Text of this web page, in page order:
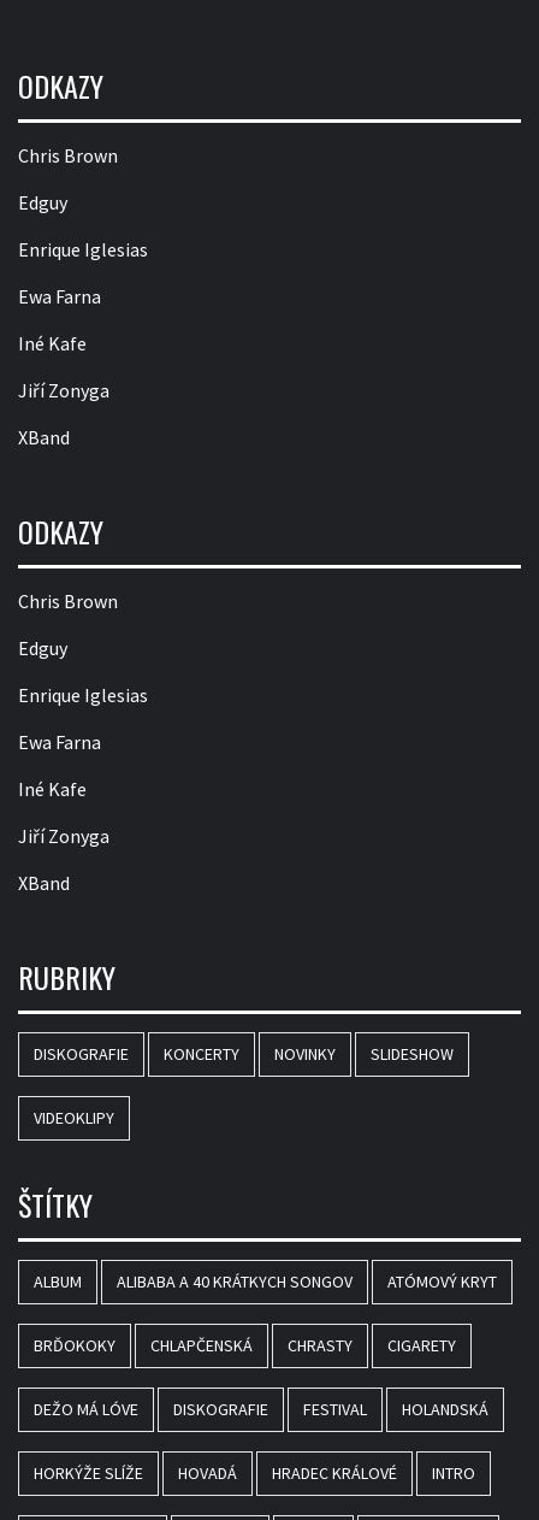
ODKAZY
Chris Brown
Edguy
Enrique Iglesias
Ewa Farna
Iné Kafe
Jiří Zonyga
XBand
ODKAZY
Chris Brown
Edguy
Enrique Iglesias
Ewa Farna
Iné Kafe
Jiří Zonyga
XBand
RUBRIKY
DISKOGRAFIE KONCERTY NOVINKY SLIDESHOW
VIDEOKLIPY
ŠTÍTKY
ALBUM ALIBABA A 40 KRÁTKYCH SONGOV ATÓMOVÝ KRYT
BRĎOKOKY CHLAPČENSKÁ CHRASTY CIGARETY
DEŽO MÁ LÓVE DISKOGRAFIE FESTIVAL HOLANDSKÁ
HORKÝŽE SLÍŽE HOVADÁ HRADEC KRÁLOVÉ INTRO